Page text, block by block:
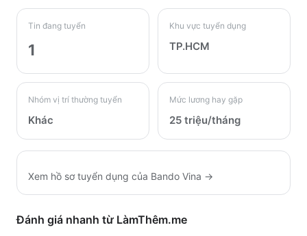
Tin đang tuyển
1
Khu vực tuyển dụng
TP.HCM
Nhóm vị trí thường tuyển
Khác
Mức lương hay gặp
25 triệu/tháng
Xem hồ sơ tuyển dụng của Bando Vina →
Đánh giá nhanh từ LàmThêm.me